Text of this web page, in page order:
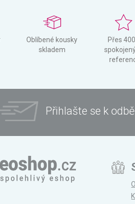
Oblíbené kousky
skladem
Přes
Přihlašte se k